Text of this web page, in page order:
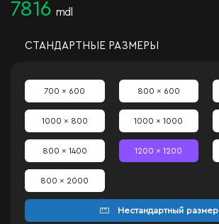
7816 mdl
СТАНДАРТНЫЕ РАЗМЕРЫ
700 x 600 800 x 600
1000 x 800 1000 x 1000
800 x 1400 1200 x 1200
800 x 2000
Нестандартный размер